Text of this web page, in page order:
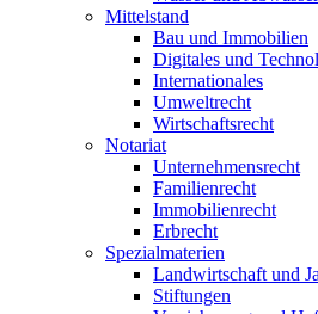
Mittelstand
Bau und Immobilien
Digitales und
Internationales
Umweltrecht
Wirtschaftsrecht
Notariat
Unternehmensrecht
Familienrecht
Immobilienrecht
Erbrecht
Spezialmaterien
Landwirtschaft und
Stiftungen